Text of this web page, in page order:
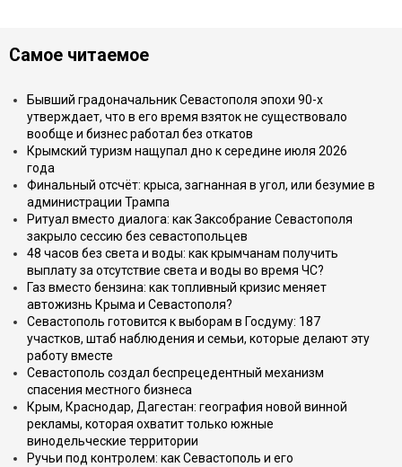
Самое читаемое
Бывший градоначальник Севастополя эпохи 90-х
утверждает, что в его время взяток не существовало
вообще и бизнес работал без откатов
Крымский туризм нащупал дно к середине июля 2026
года
Финальный отсчёт: крыса, загнанная в угол, или безумие в
администрации Трампа
Ритуал вместо диалога: как Заксобрание Севастополя
закрыло сессию без севастопольцев
48 часов без света и воды: как крымчанам получить
выплату за отсутствие света и воды во время ЧС?
Газ вместо бензина: как топливный кризис меняет
автожизнь Крыма и Севастополя?
Севастополь готовится к выборам в Госдуму: 187
участков, штаб наблюдения и семьи, которые делают эту
работу вместе
Севастополь создал беспрецедентный механизм
спасения местного бизнеса
Крым, Краснодар, Дагестан: география новой винной
рекламы, которая охватит только южные
винодельческие территории
Ручьи под контролем: как Севастополь и его